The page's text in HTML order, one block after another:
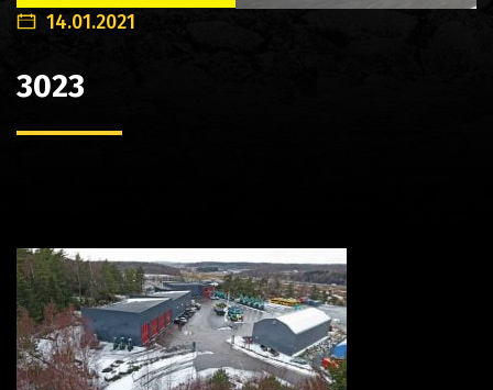
14.01.2021
3023